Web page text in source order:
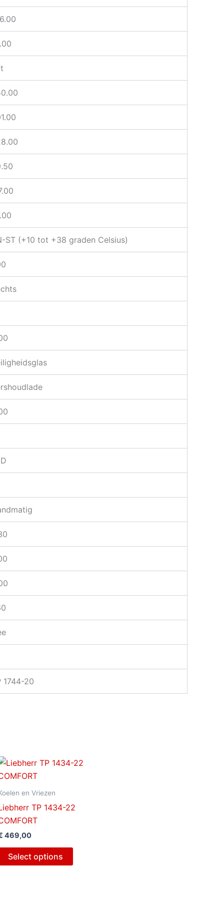
ST (+10 tot +38 graden Celsius)
1744-20
en Vriezen
TP 1434-22
469,00
Select options